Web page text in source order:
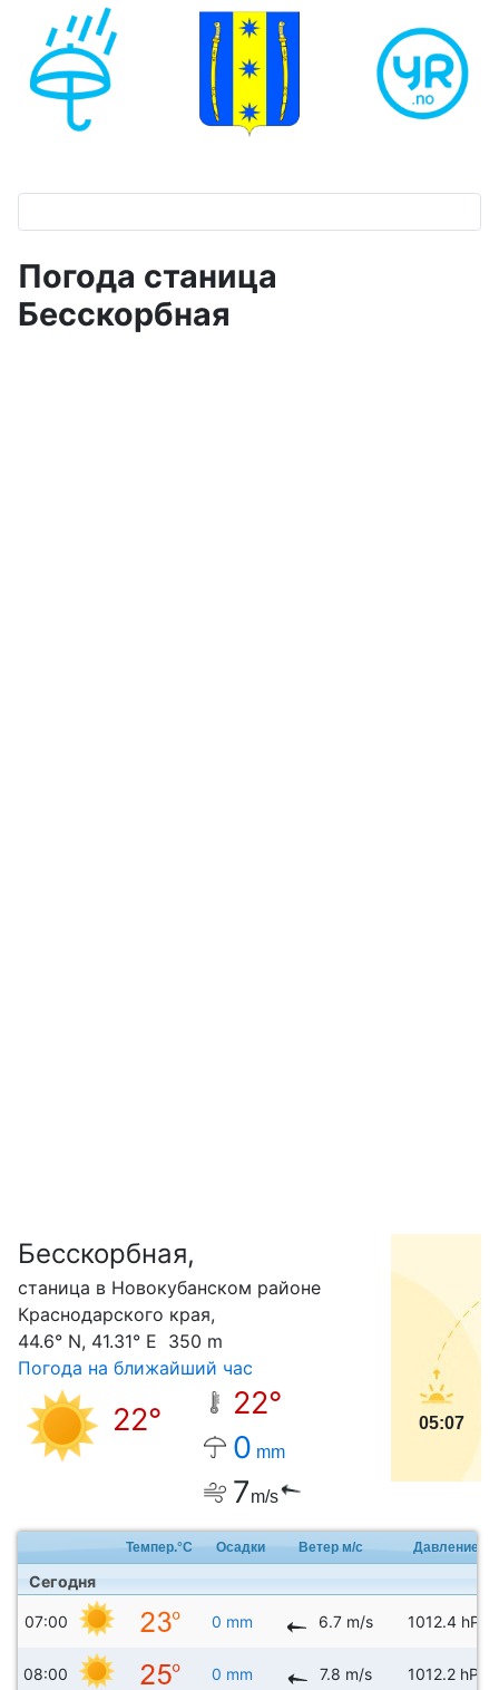
Погода станица
Бесскорбная
Бесскорбная,
станица в Новокубанском районе
Краснодарского края,
44.6° N, 41.31° E 350 m
Погода на ближайший час
22°
22°
0 mm
7m/s
05:07
Темпер.°C Осадки Ветер м/с Давление
Сегодня
07:00 0 mm 6.7 m/s 1012.4 hPa
08:00 0 mm 7.8 m/s 1012.2 hPa